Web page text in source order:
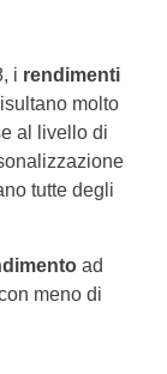
i rendimenti
molto
al livello di
tutte degli
ad
meno di